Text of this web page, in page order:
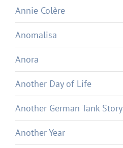
Annie Colère
Anomalisa
Anora
Another Day of Life
Another German Tank Story
Another Year